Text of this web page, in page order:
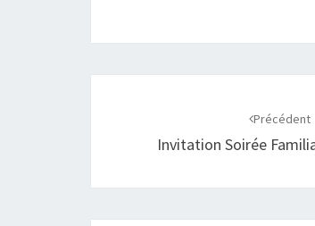
Précédent
Invitation Soirée